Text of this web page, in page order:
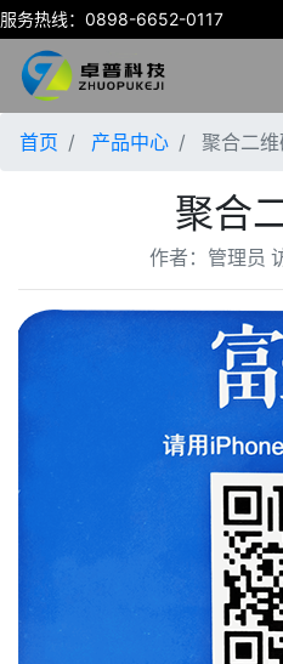
服务热线：0898-6652-0117
首页 产品中心 聚合二维
聚合
作者：管理员